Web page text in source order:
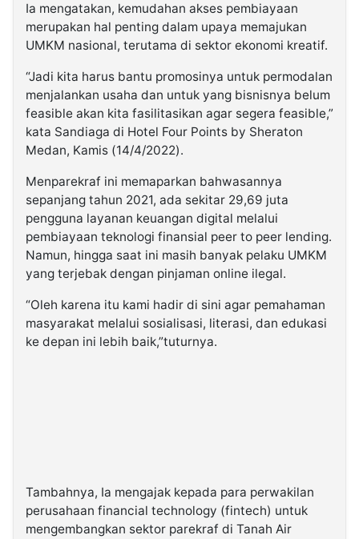
Ia mengatakan, kemudahan akses pembiayaan
merupakan hal penting dalam upaya memajukan
UMKM nasional, terutama di sektor ekonomi kreatif.
“Jadi kita harus bantu promosinya untuk permodalan
menjalankan usaha dan untuk yang bisnisnya belum
feasible akan kita fasilitasikan agar segera feasible,”
kata Sandiaga di Hotel Four Points by Sheraton
Medan, Kamis (14/4/2022).
Menparekraf ini memaparkan bahwasannya
sepanjang tahun 2021, ada sekitar 29,69 juta
pengguna layanan keuangan digital melalui
pembiayaan teknologi finansial peer to peer lending.
Namun, hingga saat ini masih banyak pelaku UMKM
yang terjebak dengan pinjaman online ilegal.
“Oleh karena itu kami hadir di sini agar pemahaman
masyarakat melalui sosialisasi, literasi, dan edukasi
ke depan ini lebih baik,”tuturnya.
Tambahnya, Ia mengajak kepada para perwakilan
perusahaan financial technology (fintech) untuk
mengembangkan sektor parekraf di Tanah Air